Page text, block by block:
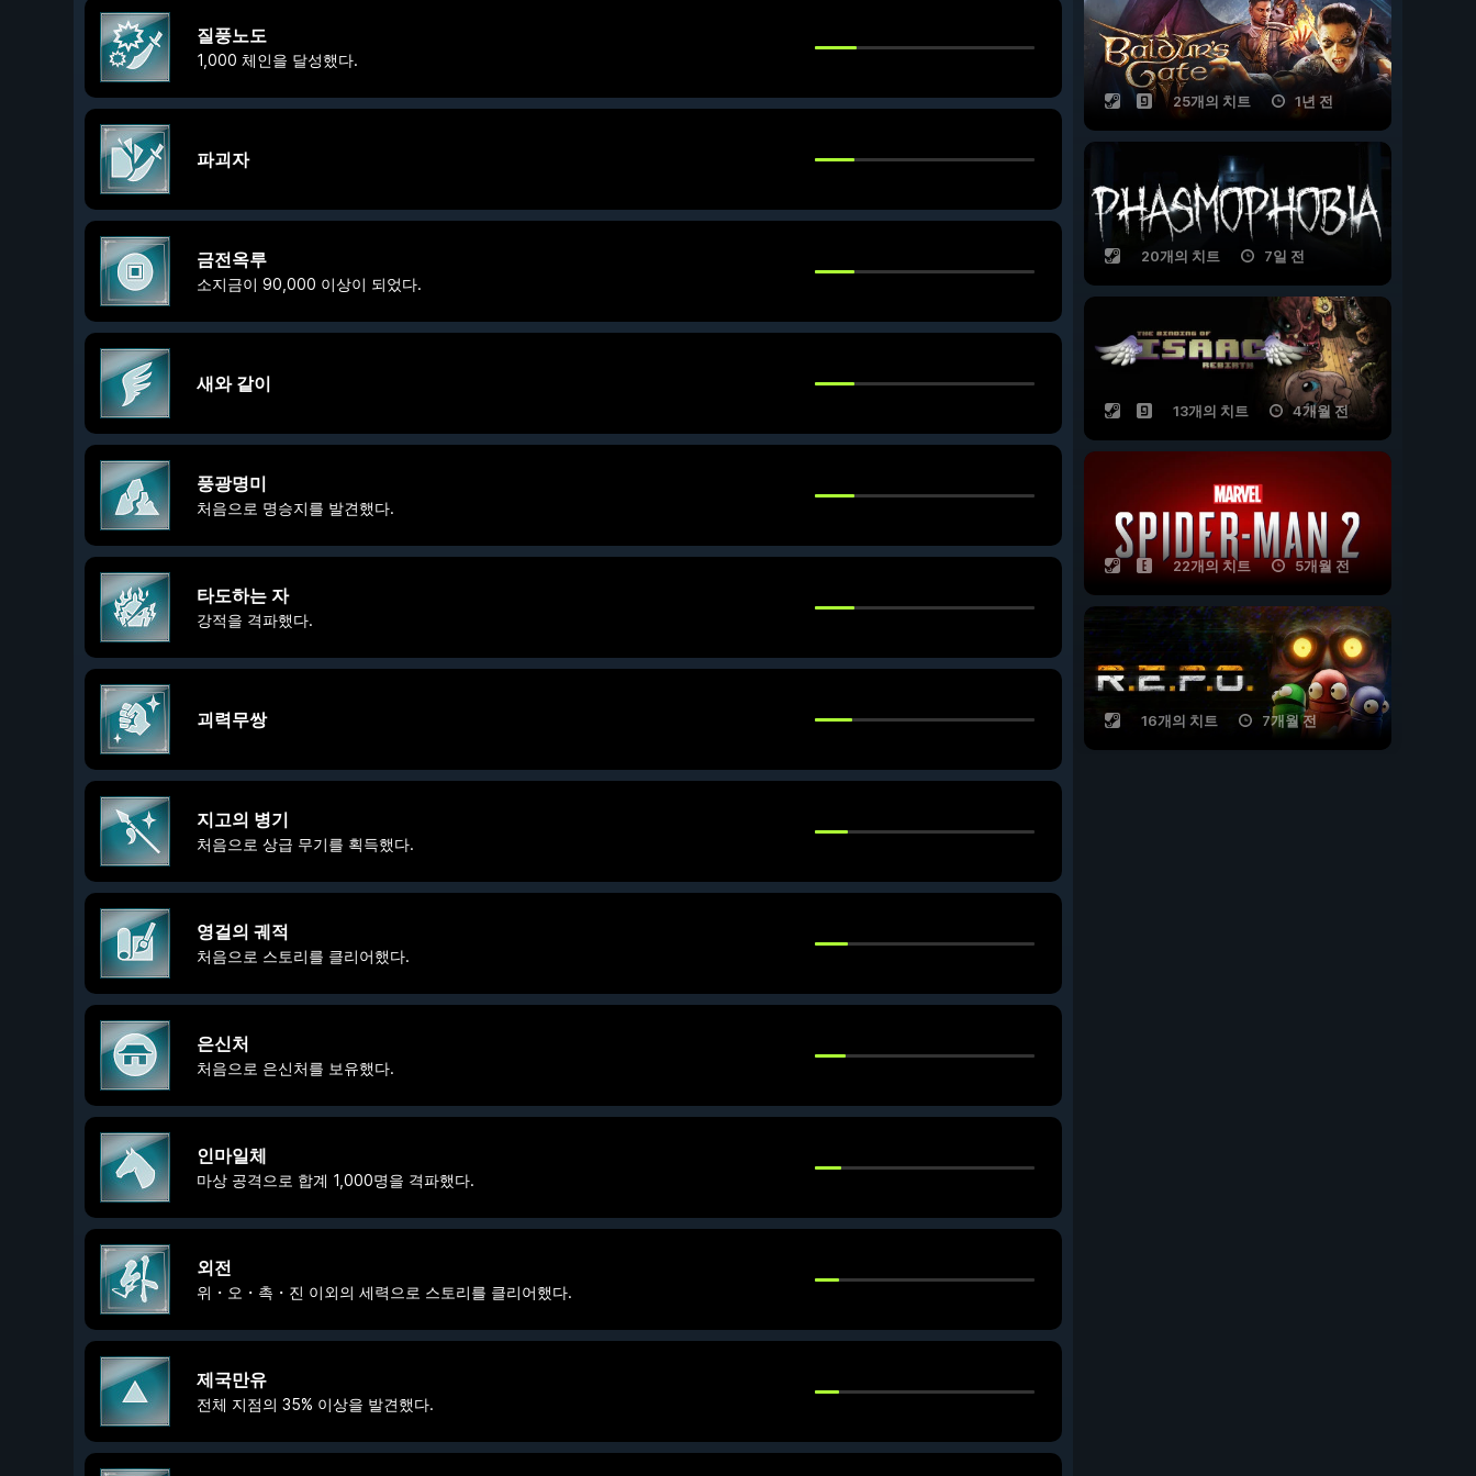
질풍노도
1,000 체인을 달성했다.
파괴자
금전옥루
소지금이 90,000 이상이 되었다.
새와 같이
풍광명미
처음으로 명승지를 발견했다.
타도하는 자
강적을 격파했다.
괴력무쌍
지고의 병기
처음으로 상급 무기를 획득했다.
영걸의 궤적
처음으로 스토리를 클리어했다.
은신처
처음으로 은신처를 보유했다.
인마일체
마상 공격으로 합계 1,000명을 격파했다.
외전
위・오・촉・진 이외의 세력으로 스토리를 클리어했다.
제국만유
전체 지점의 35% 이상을 발견했다.
25개의 치트 1년 전
20개의 치트 7일 전
13개의 치트 4개월 전
22개의 치트 5개월 전
16개의 치트 7개월 전